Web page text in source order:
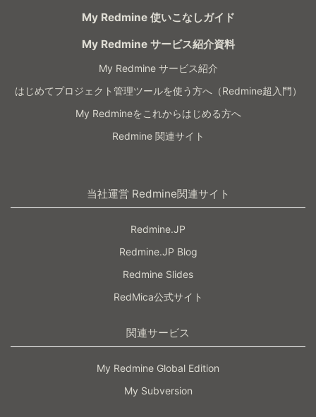
My Redmine 使いこなしガイド
My Redmine サービス紹介資料
My Redmine サービス紹介
はじめてプロジェクト管理ツールを使う方へ（Redmine超入門）
My Redmineをこれからはじめる方へ
Redmine 関連サイト
当社運営 Redmine関連サイト
Redmine.JP
Redmine.JP Blog
Redmine Slides
RedMica公式サイト
関連サービス
My Redmine Global Edition
My Subversion